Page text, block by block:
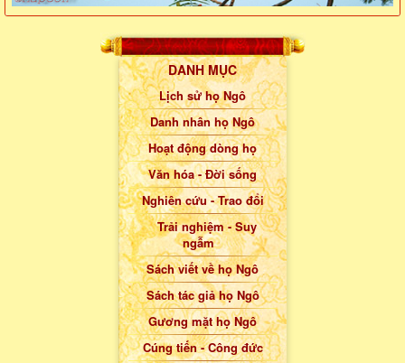
DANH MỤC
Lịch sử họ Ngô
Danh nhân họ Ngô
Hoạt động dòng họ
Văn hóa - Đời sống
Nghiên cứu - Trao đổi
Trải nghiệm - Suy
ngẫm
Sách viết về họ Ngô
Sách tác giả họ Ngô
Gương mặt họ Ngô
Cúng tiến - Công đức